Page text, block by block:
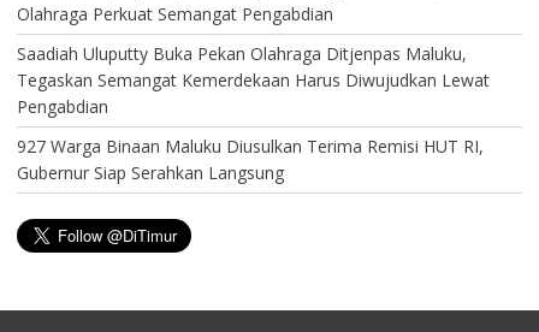
Olahraga Perkuat Semangat Pengabdian
Saadiah Uluputty Buka Pekan Olahraga Ditjenpas Maluku,
Tegaskan Semangat Kemerdekaan Harus Diwujudkan Lewat
Pengabdian
927 Warga Binaan Maluku Diusulkan Terima Remisi HUT RI,
Gubernur Siap Serahkan Langsung